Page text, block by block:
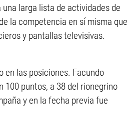
larga lista de actividades de
la competencia en sí misma que
y pantallas televisivas.
en las posiciones. Facundo
100 puntos, a 38 del rionegrino
y en la fecha previa fue